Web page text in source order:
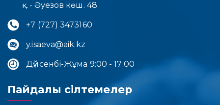
қ. • Әуезов көш. 48
+7 (727) 3473160
y.isaeva@aik.kz
Дүйсенбі-Жұма 9:00 - 17:00
Пайдалы сілтемелер